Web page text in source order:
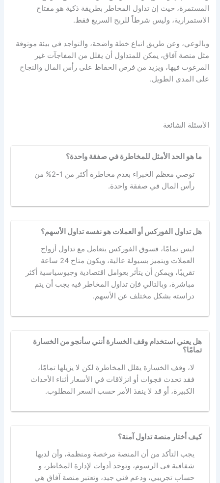
المستمرة، حيث إن تداول المخاطربطريقة ذكية هو مفتاح
الاستمرارية، وليس شرطاً للربح السريع فقط.
وبالوعي، وعن طريق اتباع خطة واضحة، والتواجد في بيئة موثوقة
مثل منصة آفاق، يمكن للمتداول أن يقلل من المفاجآت غير
المرغوب فيها، ويزيد من فرص الحفاظ على رأس المال والنجاح
على المدى الطويل.
الأسئلة الشائعة
ما هو الحد الأمثل للمخاطرة في صفقة واحدة؟
توصي معظم الخبراء بعدم مخاطرة أكثر من 1-2% من
رأس المال في صفقة واحدة.
هل تداول الفوركس أو العملات هو نفسه تداول الأسهم؟
ليس تمامًا، فسوق الفوركس يتعامل مع تداول أزواج
العملات ويتميز بسيولة عالية، ويكون متاح 24 ساعة
تقريبًا، ويمكن أن يتأثر بعوامل اقتصادية وجيوسياسية أكثر
مباشرة، وبالتالي فإن تداول المخاطر فيه يجب أن يتم
دراسته بشكل مختلف عن الأسهم.
هل يعني استخدام وقف الخسارة أنني سأنجو من الخسارة
تمامًا؟
لا، وقف الخسارة يقلل المخاطرة لكن لا يزيلها تمامًا،
فقد تحدث فجوات أو انزلاقات في الأسعار أثناء الأحداث
الكبيرة، أو قد لا ينفذ الأمر حسب السعر المطلوب.
كيف أختار منصة تداول آمنة؟
يجب التأكد من أن المنصة مرخصة ومنظمة، وأن لديها
شفافية في الرسوم، وتوجد أدوات لإدارة المخاطر، و
حساب تجريبي، ودعم فني جيد، وتعتبر منصة آفاق هي